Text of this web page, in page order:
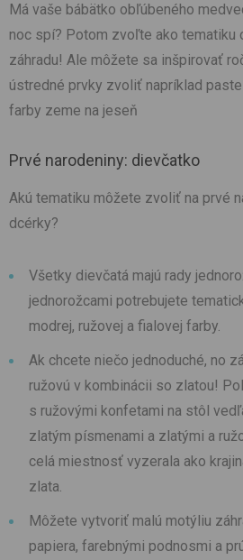
Má vaše bábätko obľúbeného
noc spí? Potom zvoľte ako tematiku
záhradu! Ale môžete sa inšpirovať
ústredné prvky zvoliť napríklad
farby zeme na jeseň
Prvé narodeniny: dievčatko
Akú tematiku môžete zvoliť na prvé
dcérky?
Všetky dievčatá majú rady
jednorožcami potrebujete
modrej, ružovej a fialovej farby.
Ak chcete niečo jednoduché, no
ružovú v kombinácii so zlatou!
s ružovými konfetami na stôl
zlatým písmenami a zlatými a
celá miestnosť vyzerala ako
zlata.
Môžete vytvoriť malú motýliu
papiera, farebnými podnosmi a